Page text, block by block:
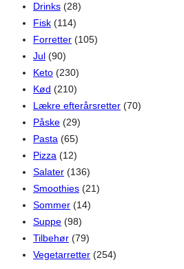
Drinks (28)
Fisk (114)
Forretter (105)
Jul (90)
Keto (230)
Kød (210)
Lækre efterårsretter (70)
Påske (29)
Pasta (65)
Pizza (12)
Salater (136)
Smoothies (21)
Sommer (14)
Suppe (98)
Tilbehør (79)
Vegetarretter (254)